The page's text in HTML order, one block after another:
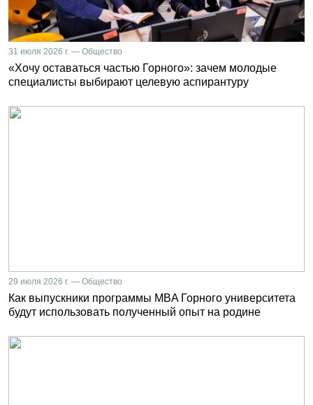
31 июля 2026 г. — Общество
«Хочу оставаться частью Горного»: зачем молодые
специалисты выбирают целевую аспирантуру
29 июля 2026 г. — Общество
Как выпускники программы MBA Горного университета
будут использовать полученный опыт на родине